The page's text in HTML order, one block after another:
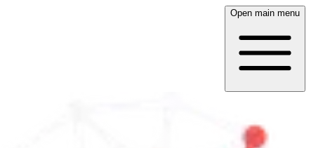
Open main menu